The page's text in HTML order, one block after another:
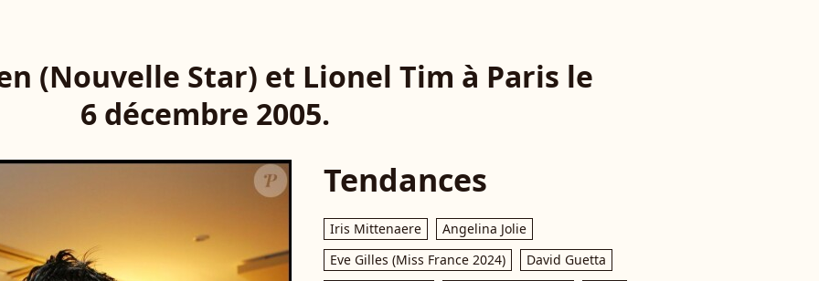
(Nouvelle Star) et Lionel Tim à Paris le
6 décembre 2005.
Tendances
Iris Mittenaere
Angelina Jolie
Eve Gilles (Miss France 2024)
David Guetta